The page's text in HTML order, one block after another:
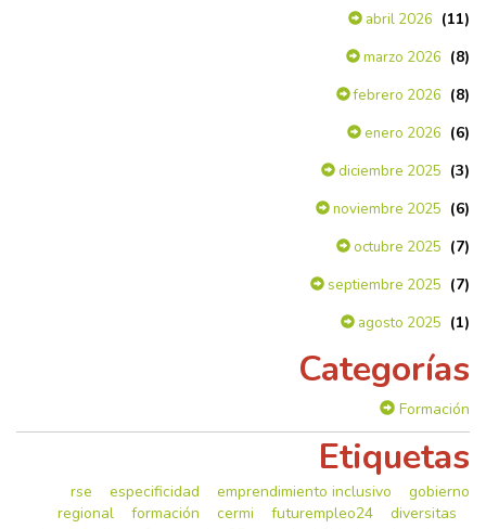
abril 2026 (11)
marzo 2026 (8)
febrero 2026 (8)
enero 2026 (6)
diciembre 2025 (3)
noviembre 2025 (6)
octubre 2025 (7)
septiembre 2025 (7)
agosto 2025 (1)
Categorías
Formación
Etiquetas
rse especificidad emprendimiento inclusivo
gobierno
regional
formación cermi futurempleo24
diversitas